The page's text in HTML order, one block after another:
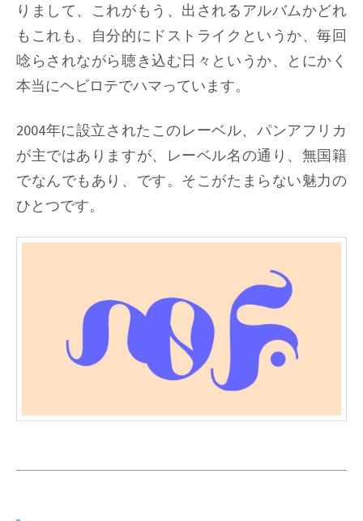
りまして、これがもう、出されるアルバムかどれ
もこれも、自分的にドストライクというか、毎回
唸らされながら聴き込む日々というか、とにかく
本当にヘビロテでハマっています。
2004年に設立されたこのレーベル、パンアフリカ
が主ではありますが、レーベル名の通り、無国籍
でなんでもあり、です。そこがたまらない魅力の
ひとつです。